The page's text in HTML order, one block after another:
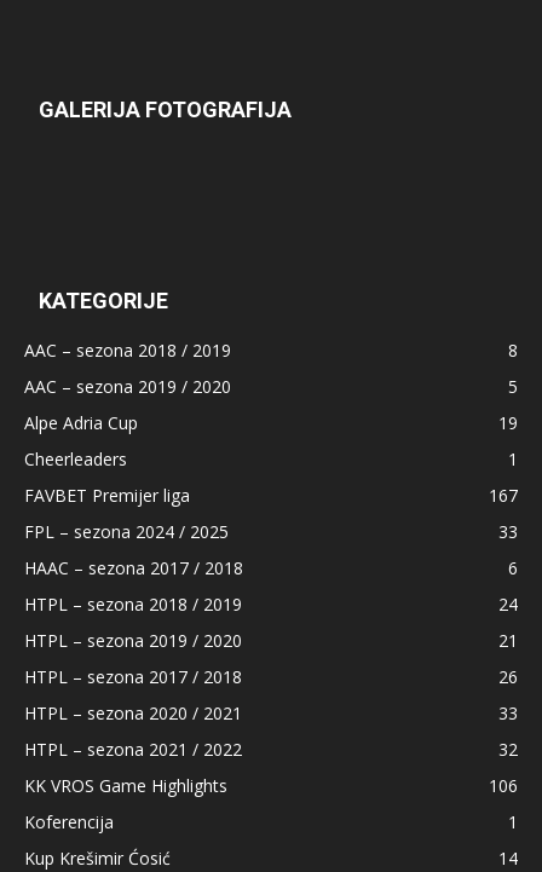
GALERIJA FOTOGRAFIJA
KATEGORIJE
AAC – sezona 2018 / 2019
8
AAC – sezona 2019 / 2020
5
Alpe Adria Cup
19
Cheerleaders
1
FAVBET Premijer liga
167
FPL – sezona 2024 / 2025
33
HAAC – sezona 2017 / 2018
6
HTPL – sezona 2018 / 2019
24
HTPL – sezona 2019 / 2020
21
HTPL – sezona 2017 / 2018
26
HTPL – sezona 2020 / 2021
33
HTPL – sezona 2021 / 2022
32
KK VROS Game Highlights
106
Koferencija
1
Kup Krešimir Ćosić
14